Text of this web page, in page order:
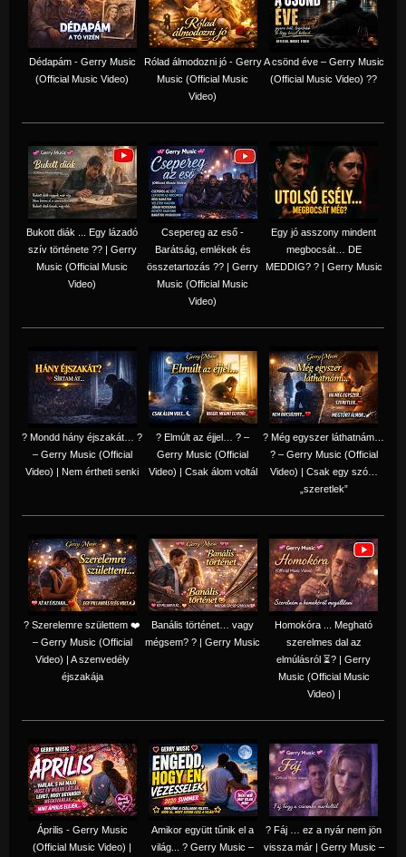
Dédapám - Gerry Music
(Official Music Video)
Rólad álmodozni jó - Gerry
Music (Official Music
Video)
A csönd éve – Gerry Music
(Official Music Video) ??
Bukott diák ... Egy lázadó
szív története ?? | Gerry
Music (Official Music
Video)
Csepereg az eső -
Barátság, emlékek és
összetartozás ?️? | Gerry
Music (Official Music
Video)
Egy jó asszony mindent
megbocsát… DE
MEDDIG? ? | Gerry Music
? Mondd hány éjszakát… ?
– Gerry Music (Official
Video) | Nem értheti senki
? Elmúlt az éjjel… ? –
Gerry Music (Official
Video) | Csak álom voltál
? Még egyszer láthatnám…
? – Gerry Music (Official
Video) | Csak egy szó…
„szeretlek”
? Szerelemre születtem ❤️
– Gerry Music (Official
Video) | A szenvedély
éjszakája
Banális történet… vagy
mégsem? ? | Gerry Music
Homokóra ... Megható
szerelmes dal az
elmúlásról ⏳? | Gerry
Music (Official Music
Video) |
Április - Gerry Music
(Official Music Video) |
Amikor együtt tűnik el a
világ... ? Gerry Music –
? Fáj … ez a nyár nem jön
vissza már | Gerry Music –